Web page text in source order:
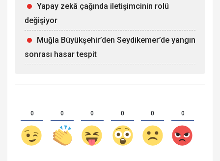
Yapay zekâ çağında iletişimcinin rolü
değişiyor
Muğla Büyükşehir’den Seydikemer’de yangın
sonrası hasar tespit
0 0 0 0 0 0